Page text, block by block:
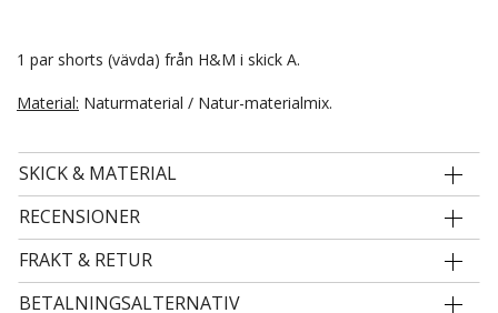
1 par shorts (vävda) från H&M i skick A.
Material: Naturmaterial / Natur-materialmix.
SKICK & MATERIAL
RECENSIONER
FRAKT & RETUR
BETALNINGSALTERNATIV